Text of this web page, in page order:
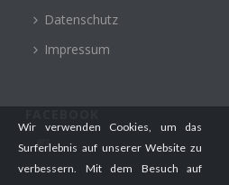
Datenschutz
Impressum
Profil
meerwasserwandlitz.marcohegel
Wir verwenden Cookies, um das
Surferlebnis auf unserer Website zu
verbessern. Mit dem Besuch auf